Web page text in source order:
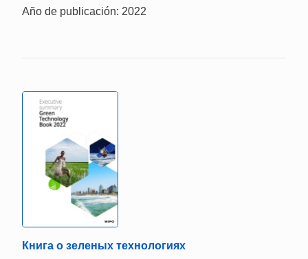
Año de publicación: 2022
Книга о зеленых технологиях